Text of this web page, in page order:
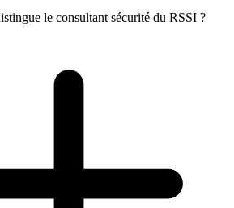
le consultant sécurité du RSSI ?